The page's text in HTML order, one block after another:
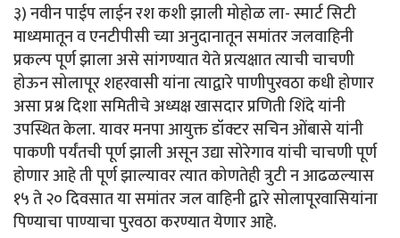
३) नवीन पाईप लाईन रश कशी झाली मोहोळ ला- स्मार्ट सिटी
माध्यमातून व एनटीपीसी च्या अनुदानातून समांतर जलवाहिनी
प्रकल्प पूर्ण झाला असे सांगण्यात येते प्रत्यक्षात त्याची चाचणी
होऊन सोलापूर शहरवासी यांना त्याद्वारे पाणीपुरवठा कधी होणार
असा प्रश्न दिशा समितीचे अध्यक्ष खासदार प्रणिती शिंदे यांनी
उपस्थित केला. यावर मनपा आयुक्त डॉक्टर सचिन ओंबासे यांनी
पाकणी पर्यंतची पूर्ण झाली असून उद्या सोरेगाव यांची चाचणी पूर्ण
होणार आहे ती पूर्ण झाल्यावर त्यात कोणतेही त्रुटी न आढळल्यास
१५ ते २० दिवसात या समांतर जल वाहिनी द्वारे सोलापूरवासियांना
पिण्याचा पाण्याचा पुरवठा करण्यात येणार आहे.